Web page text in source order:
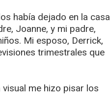
había dejado en la casa
Joanne, y mi padre,
Mi esposo, Derrick,
trimestrales que
me hizo pisar los